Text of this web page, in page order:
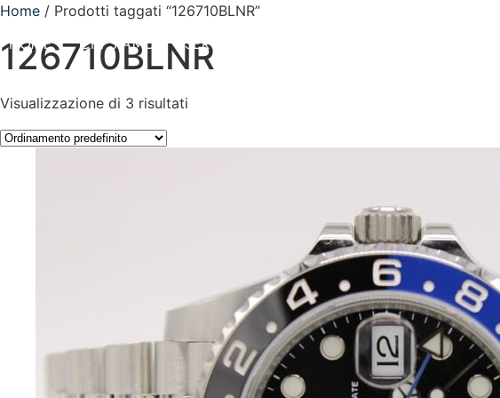
HOME CHI SIAMO SERVIZI
Home / Prodotti taggati “126710BLNR”
126710BLNR
Visualizzazione di 3 risultati